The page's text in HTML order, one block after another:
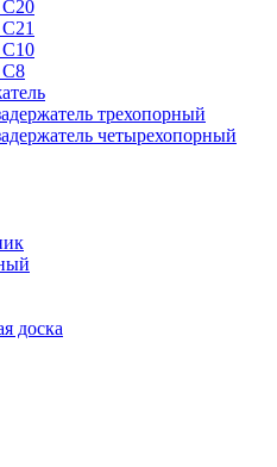
С20
С10
С8
трехопорный
четырехопорный
доска